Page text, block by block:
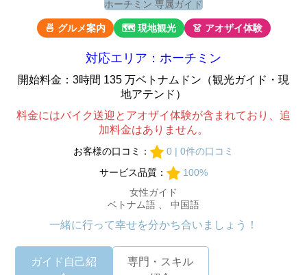
ホーチミン 専属ガイド
🍜 グルメ案内 🗺 現地観光 👗 アオザイ体験
対応エリア：ホーチミン
開始料金：3時間 135 万ベトナムドン（観光ガイド・現
地アテンド）
料金にはバイク送迎とアオザイ体験が含まれており、追
加料金はありません。
お客様の口コミ：
0 | 0件の口コミ
サービス品質：
100%
女性ガイド
ベトナム語 、 中国語
一緒に行って幸せを分かち合いましょう！
ガイド自己紹
専門・スキル